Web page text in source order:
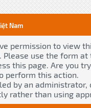
Nam
permission to view
Please use the form
this page. Are you
perform this action.
by an
rather than using